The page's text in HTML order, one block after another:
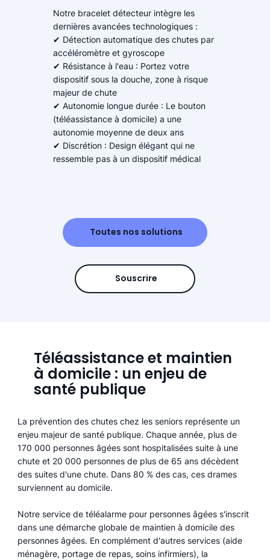
Notre bracelet détecteur intègre les
dernières avancées technologiques :
✔ Détection automatique des chutes par
accéléromètre et gyroscope
✔ Résistance à l'eau : Portez votre
dispositif sous la douche, zone à risque
majeur de chute
✔ Autonomie longue durée : Le bouton
(téléassistance à domicile) a une
autonomie moyenne de deux ans
✔ Discrétion : Design élégant qui ne
ressemble pas à un dispositif médical
Toutes nos solutions
Souscrire
Téléassistance et maintien
à domicile : un enjeu de
santé publique
La prévention des chutes chez les seniors représente un
enjeu majeur de santé publique. Chaque année, plus de
170 000 personnes âgées sont hospitalisées suite à une
chute et 20 000 personnes de plus de 65 ans décèdent
des suites d'une chute. Dans 80 % des cas, ces drames
surviennent au domicile.
Notre service de téléalarme pour personnes âgées s'inscrit
dans une démarche globale de maintien à domicile des
personnes âgées. En complément d'autres services (aide
ménagère, portage de repas, soins infirmiers), la